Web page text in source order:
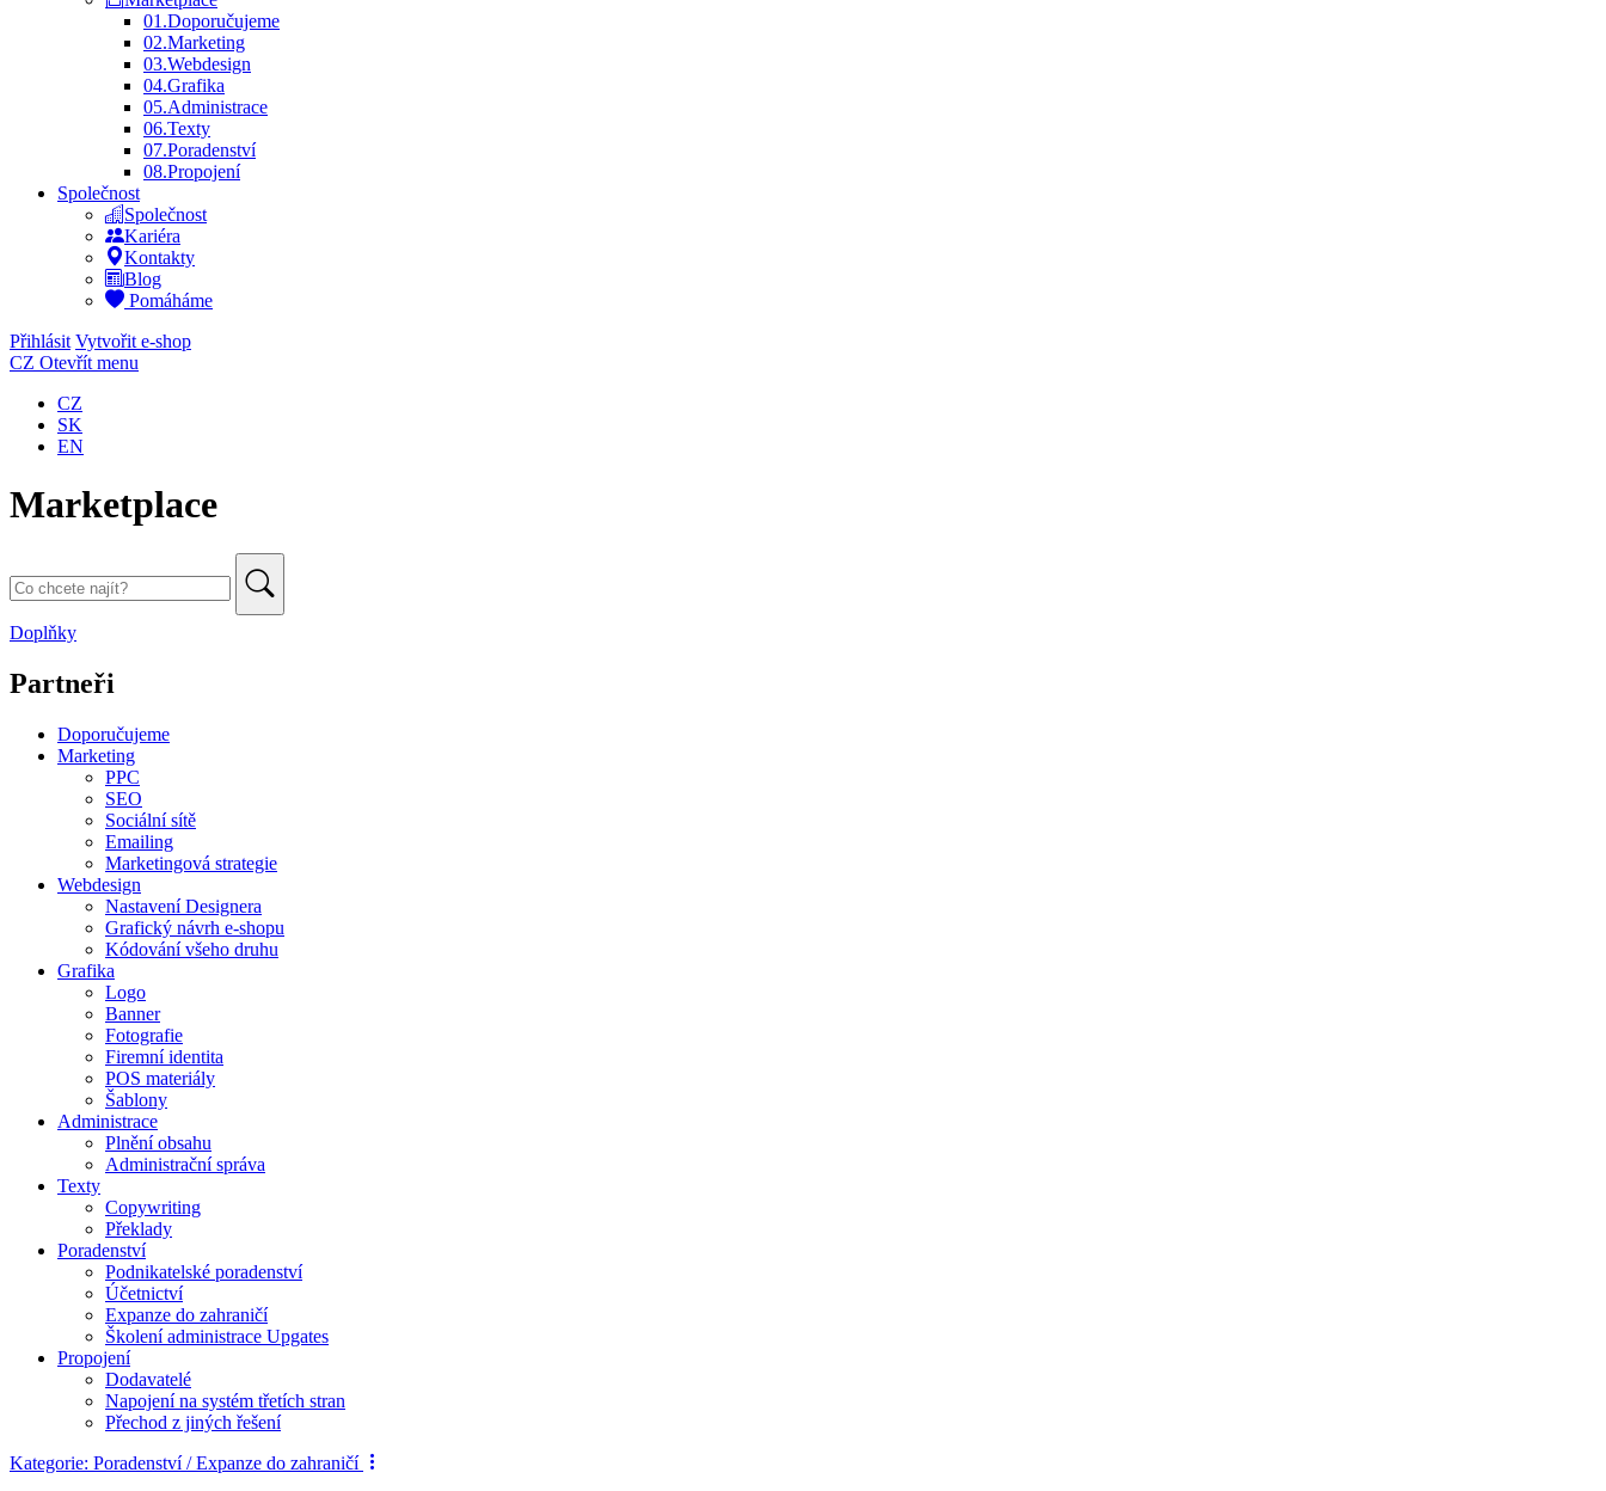
01.Doporučujeme
02.Marketing
03.Webdesign
04.Grafika
05.Administrace
06.Texty
07.Poradenství
08.Propojení
Společnost
Společnost
Kariéra
Kontakty
Blog
Pomáháme
Přihlásit Vytvořit e-shop
CZ Otevřít menu
CZ
SK
EN
Marketplace
Doplňky
Partneři
Doporučujeme
Marketing
PPC
SEO
Sociální sítě
Emailing
Marketingová strategie
Webdesign
Nastavení Designera
Grafický návrh e-shopu
Kódování všeho druhu
Grafika
Logo
Banner
Fotografie
Firemní identita
POS materiály
Šablony
Administrace
Plnění obsahu
Administrační správa
Texty
Copywriting
Překlady
Poradenství
Podnikatelské poradenství
Účetnictví
Expanze do zahraničí
Školení administrace Upgates
Propojení
Dodavatelé
Napojení na systém třetích stran
Přechod z jiných řešení
Kategorie: Poradenství / Expanze do zahraničí